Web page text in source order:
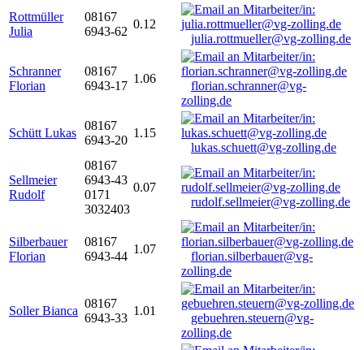
Rottmüller
Julia
08167
6943-62
0.12
julia.rottmueller@vg-zolling.de
Schranner
Florian
08167
6943-17
1.06
florian.schranner@vg-
zolling.de
Schütt Lukas
08167
6943-20
1.15
lukas.schuett@vg-zolling.de
Sellmeier
Rudolf
08167
6943-43
0171
3032403
0.07
rudolf.sellmeier@vg-zolling.de
Silberbauer
Florian
08167
6943-44
1.07
florian.silberbauer@vg-
zolling.de
Soller Bianca
08167
6943-33
1.01
gebuehren.steuern@vg-
zolling.de